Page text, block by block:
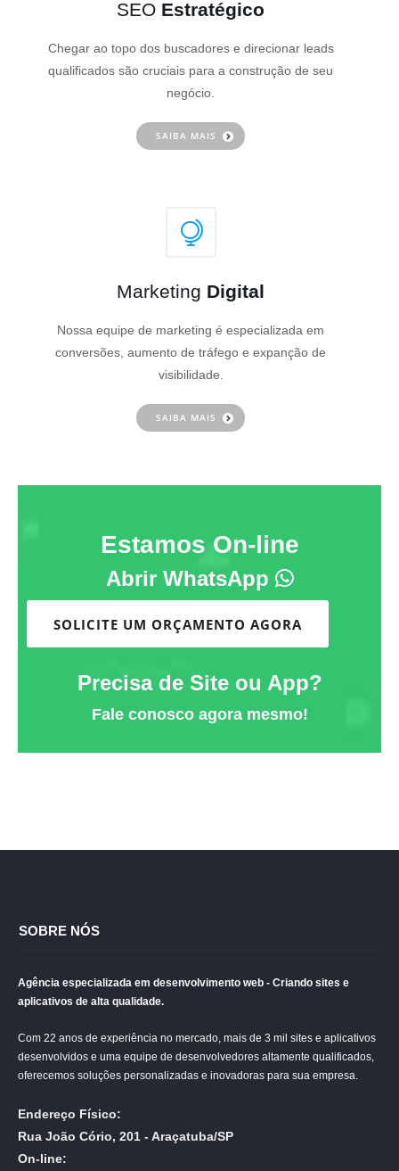
SEO Estratégico
Chegar ao topo dos buscadores e direcionar leads
qualificados são cruciais para a construção de seu
negócio.
SAIBA MAIS
Marketing Digital
Nossa equipe de marketing é especializada em
conversões, aumento de tráfego e expanção de
visibilidade.
SAIBA MAIS
Estamos On-line
Abrir WhatsApp
SOLICITE UM ORÇAMENTO AGORA
Precisa de Site ou App?
Fale conosco agora mesmo!
SOBRE NÓS
Agência especializada em desenvolvimento web - Criando sites e
aplicativos de alta qualidade.
Com 22 anos de experiência no mercado, mais de 3 mil sites e aplicativos
desenvolvidos e uma equipe de desenvolvedores altamente qualificados,
oferecemos soluções personalizadas e inovadoras para sua empresa.
Endereço Físico:
Rua João Cório, 201 - Araçatuba/SP
On-line: